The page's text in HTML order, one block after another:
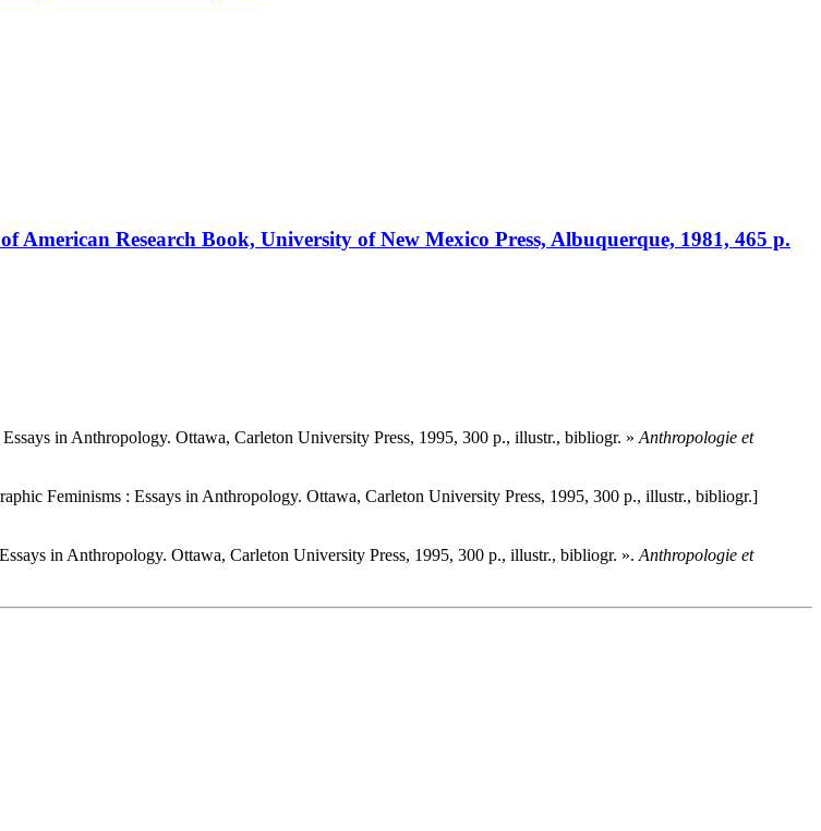
Research Book, University of New Mexico Press, Albuquerque, 1981, 465 p.
in Anthropology. Ottawa, Carleton University Press, 1995, 300 p., illustr., bibliogr. » Anthropologie et
Feminisms : Essays in Anthropology. Ottawa, Carleton University Press, 1995, 300 p., illustr., bibliogr.]
in Anthropology. Ottawa, Carleton University Press, 1995, 300 p., illustr., bibliogr. ». Anthropologie et